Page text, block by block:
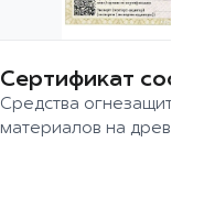
Сертификат
Средства огнезащиты
материалов на